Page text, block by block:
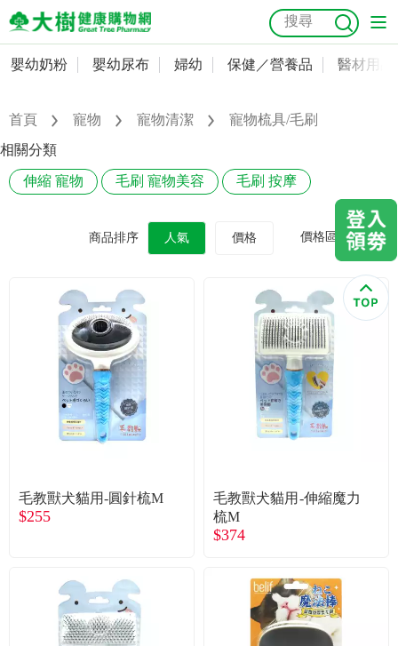
嬰幼奶粉
嬰幼尿布
婦幼
成人照護
美容／個人清潔
食品／健康食補
名人嚴選
關於我們
抗菌 尿布 大樹獨家 益生菌 魚油 幼兒米餅
奶瓶奶嘴
會員資料及密碼修改
常用收件人清單
訂單查詢
購物金查詢
優惠券領取
優惠券查詢
嬰幼奶粉 嬰幼尿布 婦幼 保健／營養品 醫材用品
首頁 寵物 寵物清潔
寵物梳具/毛刷
相關分類
伸縮 寵物 毛刷 寵物美容 毛刷 按摩
商品排序 人氣 價格 價格區間
毛教獸犬貓用-圓針梳M
$255
毛教獸犬貓用-伸縮魔力
梳M
$374